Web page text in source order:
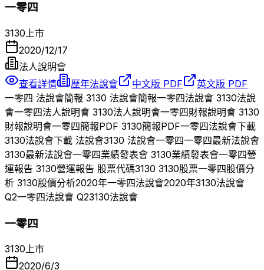
一零四
3130 上市
2020/12/17
法人說明會
查看詳情
歷年法說會 中文版 PDF
英文版 PDF
一零四 法說會簡報 3130 法說會簡報一零四法說會 3130法說
會一零四法人說明會 3130法人說明會一零四財報說明會 3130
財報說明會一零四簡報PDF 3130簡報PDF一零四法說會下載
3130法說會下載 法說會3130 法說會一零四一零四最新法說會
3130最新法說會一零四業績發表會 3130業績發表會一零四營
運報告 3130營運報告 股票代碼3130 3130股票一零四股價分
析 3130股價分析2020年一零四法說會2020年3130法說會
Q2一零四法說會 Q23130法說會
一零四
3130上市
2020/6/3